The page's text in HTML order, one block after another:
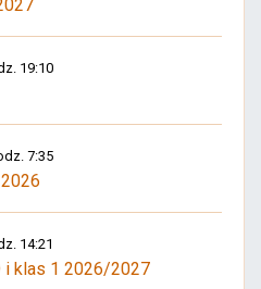
19:10
7:35
14:21
i klas 1 2026/2027